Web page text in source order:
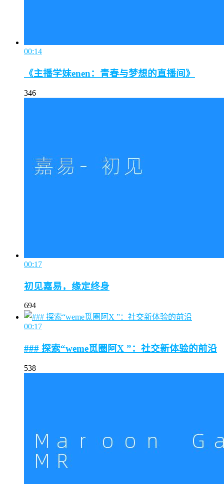
00:14
《主播学妹enen：青春与梦想的直播间》
346
00:17
初见嘉易，缘定终身
694
00:17
### 探索“weme觅圈阿X ”：社交新体验的前沿
538